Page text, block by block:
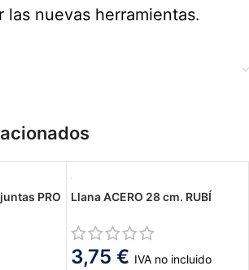
las nuevas herramientas.
PRO
Llana ACERO 28 cm. RUBÍ
3,75 € IVA no incluido